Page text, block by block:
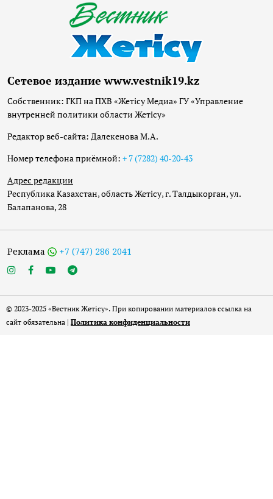
Сетевое издание www.vestnik19.kz
Собственник: ГКП на ПХВ «Жетісу Медиа» ГУ «Управление
внутренней политики области Жетісу»
Редактор веб-сайта: Далекенова М.А.
Номер телефона приёмной: + 7 (7282) 40-20-43
Адрес редакции
Республика Казахстан, область Жетісу, г. Талдыкорган, ул.
Балапанова, 28
Реклама +7 (747) 286 2041
© 2023-2025 «Вестник Жетісу». При копировании материалов ссылка на
сайт обязательна | Политика конфиденциальности